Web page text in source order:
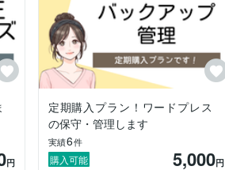
円
定期購入プラン！ワードプレス
の保守・管理します
実績6件
購入可能 5,000円